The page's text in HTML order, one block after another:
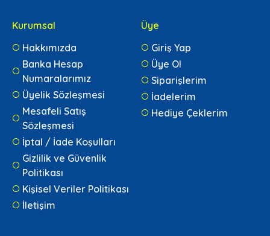
Kurumsal
Hakkımızda
Banka Hesap
Numaralarımız
Üyelik Sözleşmesi
Mesafeli Satış
Sözleşmesi
İptal / İade Koşulları
Gizlilik ve Güvenlik
Politikası
Kişisel Veriler Politikası
İletişim
Üye
Giriş Yap
Üye Ol
Siparişlerim
İadelerim
Hediye Çeklerim